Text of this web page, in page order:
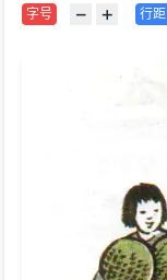
字号 − + 行距